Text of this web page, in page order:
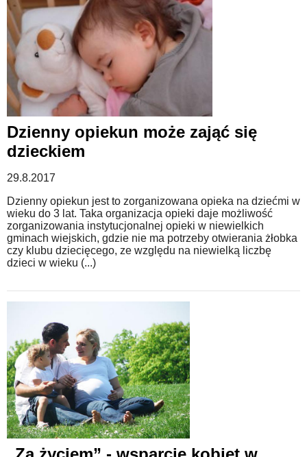
Dzienny opiekun może zająć się
dzieckiem
29.8.2017
Dzienny opiekun jest to zorganizowana opieka na dziećmi w
wieku do 3 lat. Taka organizacja opieki daje możliwość
zorganizowania instytucjonalnej opieki w niewielkich
gminach wiejskich, gdzie nie ma potrzeby otwierania żłobka
czy klubu dziecięcego, ze względu na niewielką liczbę
dzieci w wieku (...)